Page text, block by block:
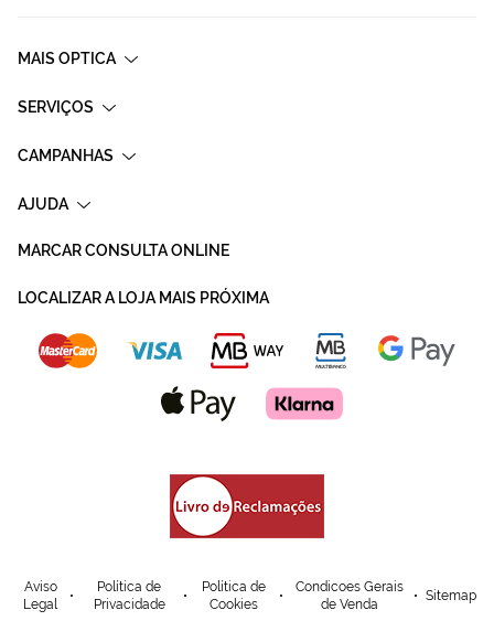
MAIS OPTICA
SERVIÇOS
CAMPANHAS
AJUDA
MARCAR CONSULTA ONLINE
LOCALIZAR A LOJA MAIS PRÓXIMA
Aviso
Legal
Política de
Privacidade
Política de
Cookies
Condicoes Gerais
de Venda
Sitemap